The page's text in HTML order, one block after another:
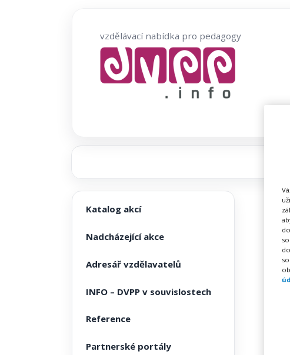
vzdělávací nabídka pro pedagogy
E-
Katalog akcí
Nadcházející akce
Adresář vzdělavatelů
INFO – DVPP v souvislostech
Reference
Partnerské portály